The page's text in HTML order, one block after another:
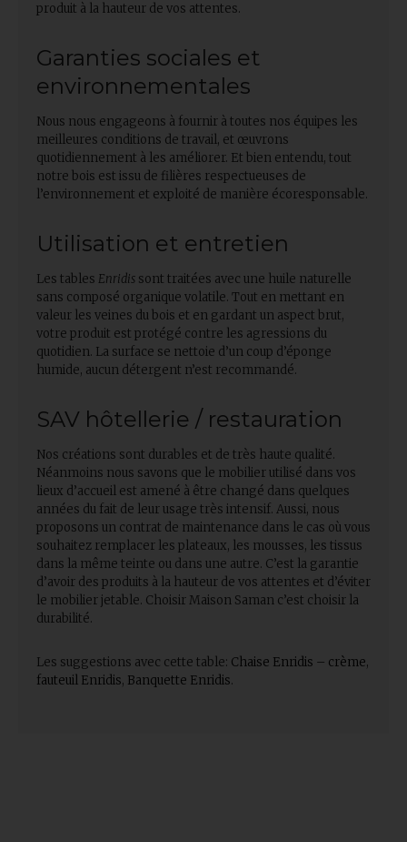
produit à la hauteur de vos attentes.
Garanties sociales et
environnementales
Nous nous engageons à fournir à toutes nos équipes les
meilleures conditions de travail, et œuvrons
quotidiennement à les améliorer. Et bien entendu, tout
notre bois est issu de filières respectueuses de
l’environnement et exploité de manière écoresponsable.
Utilisation et entretien
Les tables Enridis sont traitées avec une huile naturelle
sans composé organique volatile. Tout en mettant en
valeur les veines du bois et en gardant un aspect brut,
votre produit est protégé contre les agressions du
quotidien. La surface se nettoie d’un coup d’éponge
humide, aucun détergent n’est recommandé.
SAV hôtellerie / restauration
Nos créations sont durables et de très haute qualité.
Néanmoins nous savons que le mobilier utilisé dans vos
lieux d’accueil est amené à être changé dans quelques
années du fait de leur usage très intensif. Aussi, nous
proposons un contrat de maintenance dans le cas où vous
souhaitez remplacer les plateaux, les mousses, les tissus
dans la même teinte ou dans une autre. C’est la garantie
d’avoir des produits à la hauteur de vos attentes et d’éviter
le mobilier jetable. Choisir Maison Saman c’est choisir la
durabilité.
Les suggestions avec cette table: Chaise Enridis – crème,
fauteuil Enridis, Banquette Enridis.